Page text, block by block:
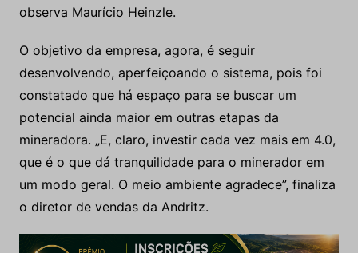
observa Maurício Heinzle.
O objetivo da empresa, agora, é seguir
desenvolvendo, aperfeiçoando o sistema, pois foi
constatado que há espaço para se buscar um
potencial ainda maior em outras etapas da
mineradora. „E, claro, investir cada vez mais em 4.0,
que é o que dá tranquilidade para o minerador em
um modo geral. O meio ambiente agradece”, finaliza
o diretor de vendas da Andritz.